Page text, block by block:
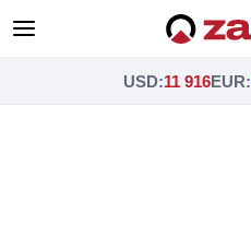
USD:11 916EUR: